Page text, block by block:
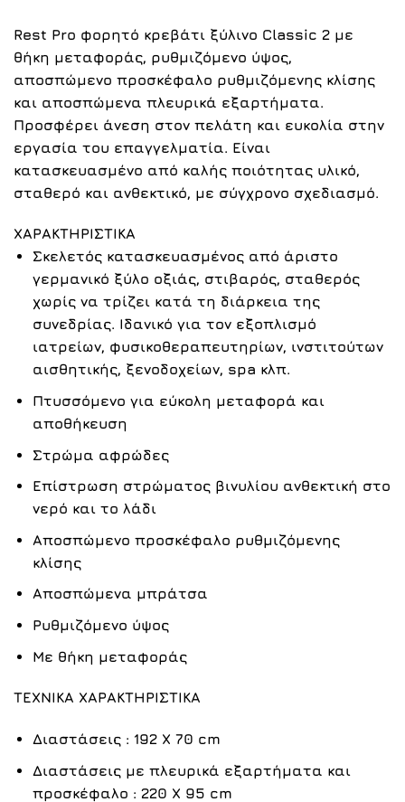
Rest Pro φορητό κρεβάτι ξύλινο Classic 2 με
θήκη μεταφοράς, ρυθμιζόμενο ύψος,
αποσπώμενο προσκέφαλο ρυθμιζόμενης κλίσης
και αποσπώμενα πλευρικά εξαρτήματα.
Προσφέρει άνεση στον πελάτη και ευκολία στην
εργασία του επαγγελματία. Είναι
κατασκευασμένο από καλής ποιότητας υλικό,
σταθερό και ανθεκτικό, με σύγχρονο σχεδιασμό.
ΧΑΡΑΚΤΗΡΙΣΤΙΚΑ
Σκελετός κατασκευασμένος από άριστο
γερμανικό ξύλο οξιάς, στιβαρός, σταθερός
χωρίς να τρίζει κατά τη διάρκεια της
συνεδρίας. Ιδανικό για τον εξοπλισμό
ιατρείων, φυσικοθεραπευτηρίων, ινστιτούτων
αισθητικής, ξενοδοχείων, spa κλπ.
Πτυσσόμενο για εύκολη μεταφορά και
αποθήκευση
Στρώμα αφρώδες
Επίστρωση στρώματος βινυλίου ανθεκτική στο
νερό και το λάδι
Αποσπώμενο προσκέφαλο ρυθμιζόμενης
κλίσης
Αποσπώμενα μπράτσα
Ρυθμιζόμενο ύψος
Με θήκη μεταφοράς
ΤΕΧΝΙΚΑ ΧΑΡΑΚΤΗΡΙΣΤΙΚΑ
Διαστάσεις : 192 Χ 70 cm
Διαστάσεις με πλευρικά εξαρτήματα και
προσκέφαλο : 220 Χ 95 cm